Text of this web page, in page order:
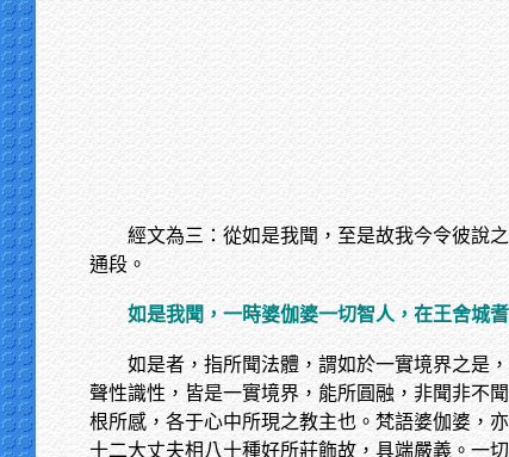
經文為三：從如是我聞，至是故我今令彼說
通段。
如是我聞，一時婆伽婆一切智人，在王舍城
如是者，指所聞法體，謂如於一實境界之是
聲性識性，皆是一實境界，能所圓融，非聞非不
根所感，各于心中所現之教主也。梵語婆伽婆，
十二大丈夫相八十種好所莊飾故，具端嚴義。一